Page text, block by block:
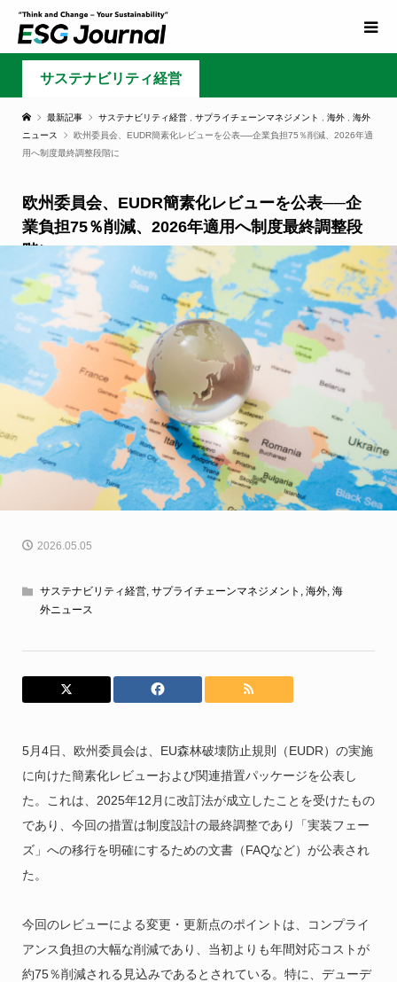
サステナビリティ経営
最新記事 サステナビリティ経営 サプライチェーンマネジメント 海外
海外
ニュース
欧州委員会、EUDR簡素化レビューを公表──企業負担75％削減、2026年適
用へ制度最終調整段階に
欧州委員会、EUDR簡素化レビューを公表──企
業負担75％削減、2026年適用へ制度最終調整段
階に
2026.05.05
サステナビリティ経営, サプライチェーンマネジメント 海外, 海
外ニュース
5月4日、欧州委員会は、EU森林破壊防止規則（EUDR）の実施
に向けた簡素化レビューおよび関連措置パッケージを公表し
た。これは、2025年12月に改訂法が成立したことを受けたもの
であり、今回の措置は制度設計の最終調整であり「実装フェー
ズ」への移行を明確にするための文書（FAQなど）が公表され
た。
今回のレビューによる変更・更新点のポイントは、コンプライ
アンス負担の大幅な削減であり、当初よりも年間対応コストが
約75％削減される見込みであるとされている。特に、デューデ